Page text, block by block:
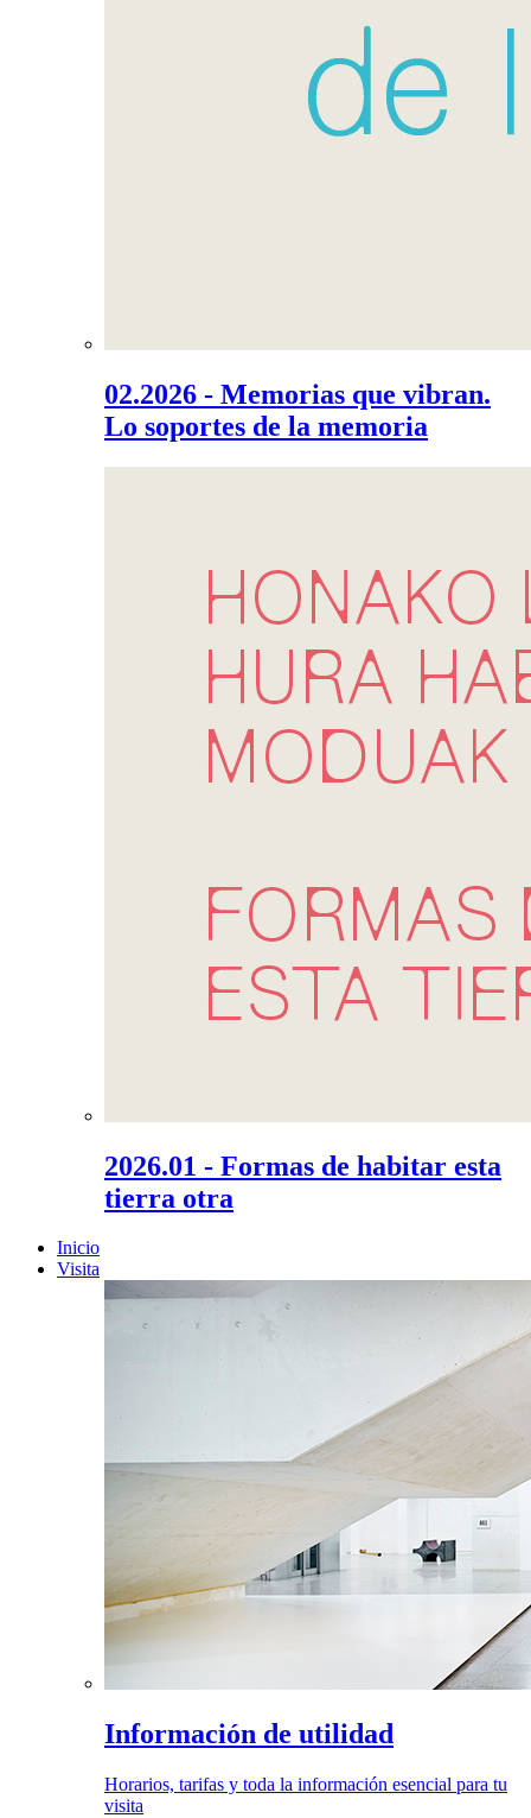
02.2026 - Memorias que vibran.
Lo soportes de la memoria
2026.01 - Formas de habitar esta
tierra otra
Inicio
Visita
Información de utilidad
Horarios, tarifas y toda la información esencial para tu
visita